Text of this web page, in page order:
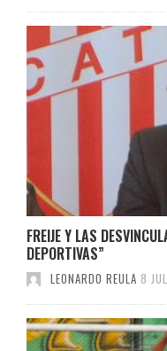
FREIJE Y LAS
DEPORTIVAS”
LEONARDO REULA 8